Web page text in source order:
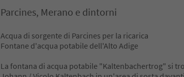
Parcines, Merano e dintorni
Acqua di sorgente di Parcines per la ricarica
Fontane d'acqua potabile dell'Alto Adige
La fontana di acqua potabile "Kaltenbachertrog" si